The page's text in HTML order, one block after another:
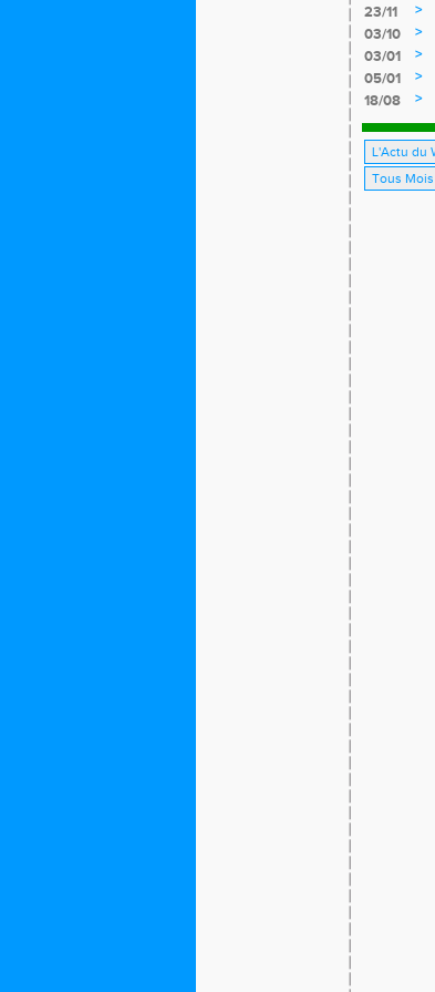
23/11
>
03/10 >
03/01 >
05/01 >
18/08 >